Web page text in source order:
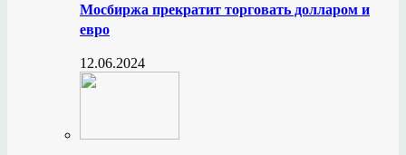
Мосбиржа прекратит торговать долларом и
евро
12.06.2024